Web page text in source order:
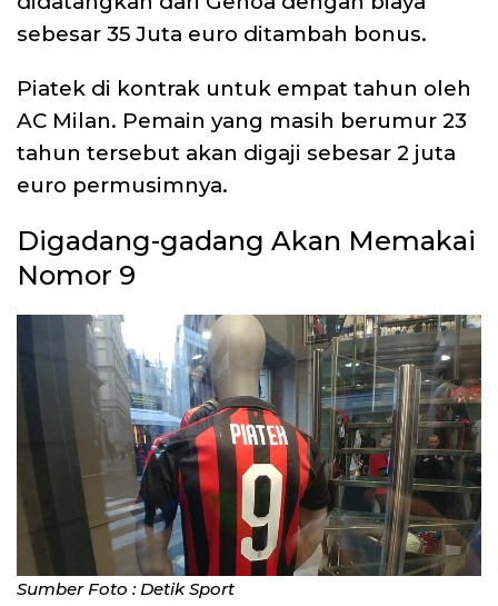
sebesar 35 Juta euro ditambah bonus.
Piatek di kontrak untuk empat tahun oleh
AC Milan. Pemain yang masih berumur 23
tahun tersebut akan digaji sebesar 2 juta
euro permusimnya.
Digadang-gadang Akan Memakai
Nomor 9
Sumber Foto : Detik Sport